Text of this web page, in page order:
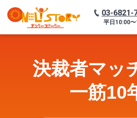
03-6821-
平日 10:00
決裁者マッ
一筋10